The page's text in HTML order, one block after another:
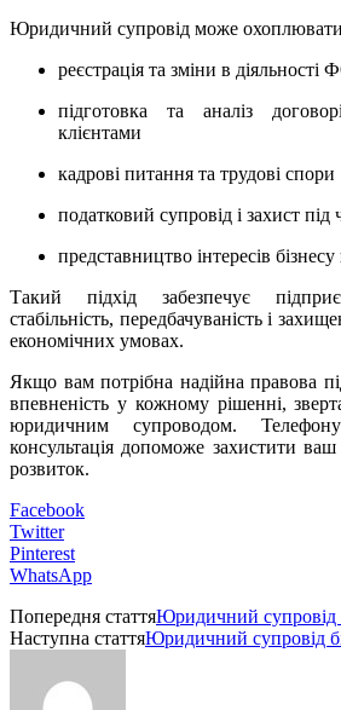
Юридичний супровід може охоплювати
реєстрація та зміни в
підготовка та аналіз
клієнтами
кадрові питання та трудові спори
податковий супровід і захист під
представництво інтересів бізнесу
Такий підхід забезпечує
стабільність, передбачуваність і
економічних умовах.
Якщо вам потрібна надійна правова
впевненість у кожному рішенні,
юридичним супроводом.
консультація допоможе захистити ваш
розвиток.
Facebook
Twitter
Pinterest
WhatsApp
Попередня статтяЮридичний супровід
Наступна статтяЮридичний супровід